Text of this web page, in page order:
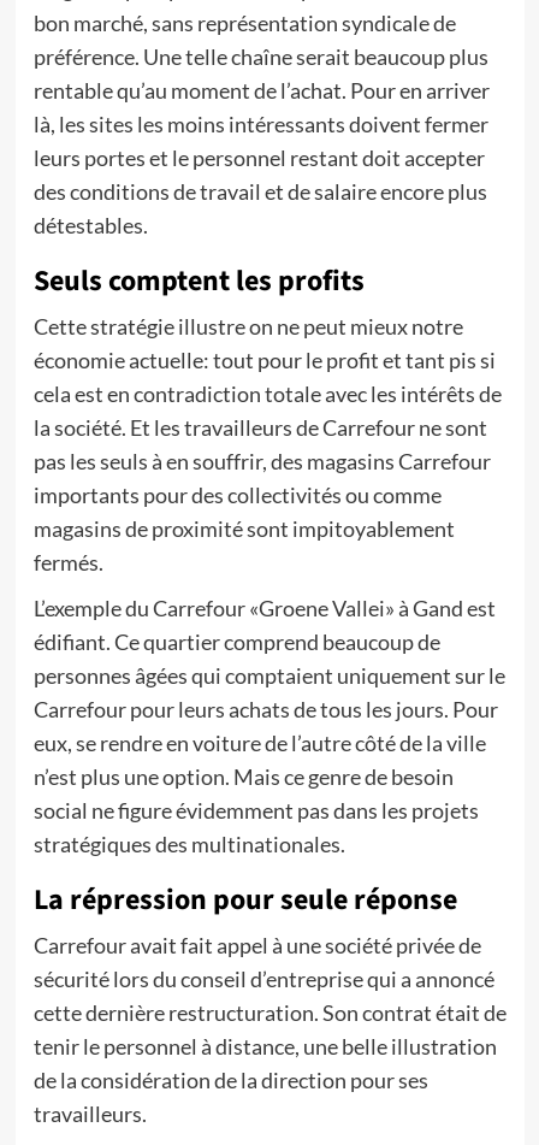
bon marché, sans représentation syndicale de
préférence. Une telle chaîne serait beaucoup plus
rentable qu’au moment de l’achat. Pour en arriver
là, les sites les moins intéressants doivent fermer
leurs portes et le personnel restant doit accepter
des conditions de travail et de salaire encore plus
détestables.
Seuls comptent les profits
Cette stratégie illustre on ne peut mieux notre
économie actuelle: tout pour le profit et tant pis si
cela est en contradiction totale avec les intérêts de
la société. Et les travailleurs de Carrefour ne sont
pas les seuls à en souffrir, des magasins Carrefour
importants pour des collectivités ou comme
magasins de proximité sont impitoyablement
fermés.
L’exemple du Carrefour «Groene Vallei» à Gand est
édifiant. Ce quartier comprend beaucoup de
personnes âgées qui comptaient uniquement sur le
Carrefour pour leurs achats de tous les jours. Pour
eux, se rendre en voiture de l’autre côté de la ville
n’est plus une option. Mais ce genre de besoin
social ne figure évidemment pas dans les projets
stratégiques des multinationales.
La répression pour seule réponse
Carrefour avait fait appel à une société privée de
sécurité lors du conseil d’entreprise qui a annoncé
cette dernière restructuration. Son contrat était de
tenir le personnel à distance, une belle illustration
de la considération de la direction pour ses
travailleurs.